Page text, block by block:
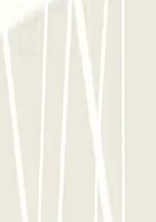
boeken en ruime plekken